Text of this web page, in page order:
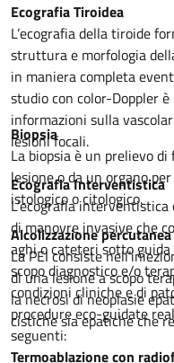
Ecografia Tiroidea
L’ecografia della tiroide
struttura e morfologia
in maniera completa
studio con color-Doppler
informazioni sulla
lesioni focali.
Ecografia Interventistica
L’ecografia
di manovre invasive che
aghi o cateteri sotto
scopo diagnostico e/o
condizioni cliniche e di
procedure eco-guidate
seguenti:
Biopsia
La biopsia è un prelievo
lesione o da un organo
istologico o citologico.
Alcolizzazione percutanea
La PEI consiste
di una lesione a scopo
la necrosi di neoplasie
cistiche sia epatiche che
Termoablazione con